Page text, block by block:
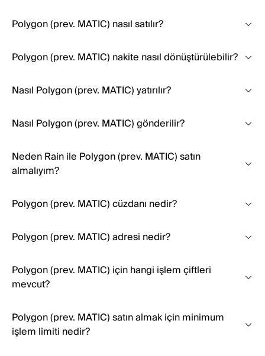
Polygon (prev. MATIC) nasıl satılır?
Polygon (prev. MATIC) nakite nasıl dönüştürülebilir?
Nasıl Polygon (prev. MATIC) yatırılır?
Nasıl Polygon (prev. MATIC) gönderilir?
Neden Rain ile Polygon (prev. MATIC) satın
almalıyım?
Polygon (prev. MATIC) cüzdanı nedir?
Polygon (prev. MATIC) adresi nedir?
Polygon (prev. MATIC) için hangi işlem çiftleri
mevcut?
Polygon (prev. MATIC) satın almak için minimum
işlem limiti nedir?